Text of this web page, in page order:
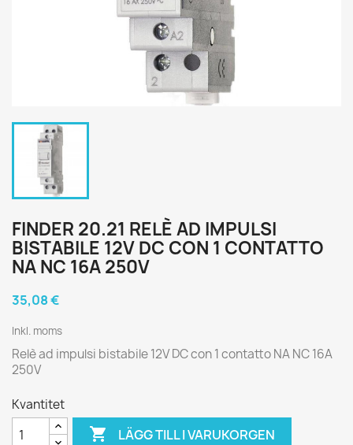
FINDER 20.21 RELÈ AD IMPULSI
BISTABILE 12V DC CON 1 CONTATTO
NA NC 16A 250V
35,08 €
Inkl. moms
Relè ad impulsi bistabile 12V DC con 1 contatto NA NC 16A
250V
Kvantitet
 LÄGG TILL I VARUKORGEN